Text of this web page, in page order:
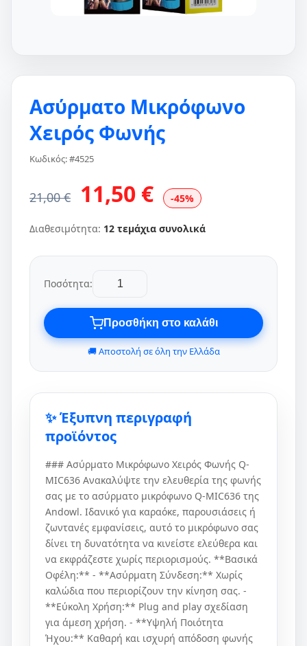
Ασύρματο Μικρόφωνο
Χειρός Φωνής
Κωδικός: #4525
21,00 € 11,50 € -45%
Διαθεσιμότητα: 12 τεμάχια συνολικά
Ποσότητα:
Προσθήκη στο καλάθι
🚚 Αποστολή σε όλη την Ελλάδα
✨ Έξυπνη περιγραφή
προϊόντος
### Ασύρματο Μικρόφωνο Χειρός Φωνής Q-
MIC636 Ανακαλύψτε την ελευθερία της φωνής
σας με το ασύρματο μικρόφωνο Q-MIC636 της
Andowl. Ιδανικό για καραόκε, παρουσιάσεις ή
ζωντανές εμφανίσεις, αυτό το μικρόφωνο σας
δίνει τη δυνατότητα να κινείστε ελεύθερα και
να εκφράζεστε χωρίς περιορισμούς. **Βασικά
Οφέλη:** - **Ασύρματη Σύνδεση:** Χωρίς
καλώδια που περιορίζουν την κίνηση σας. -
**Εύκολη Χρήση:** Plug and play σχεδίαση
για άμεση χρήση. - **Υψηλή Ποιότητα
Ήχου:** Καθαρή και ισχυρή απόδοση φωνής